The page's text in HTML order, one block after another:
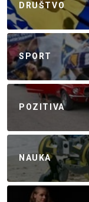
DRUŠTVO
SPORT
POZITIVA
NAUKA